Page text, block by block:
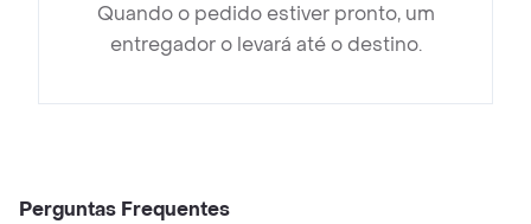
Quando o pedido estiver pronto, um
entregador o levará até o destino.
Perguntas Frequentes